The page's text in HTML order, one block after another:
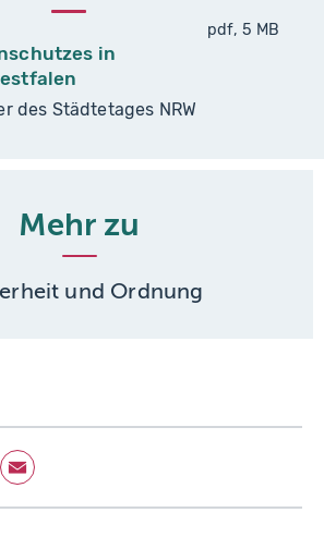
in
pdf, 5 MB
des Städtetages NRW
Mehr zu
und Ordnung
E-Mail